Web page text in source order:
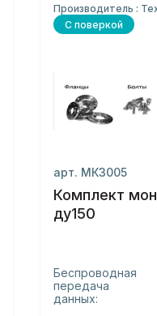
Производитель :
С поверкой
арт. МК3005
Комплект
ду150
Беспроводная
передача
данных: